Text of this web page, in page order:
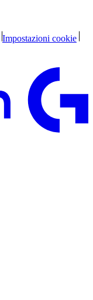
Impostazioni cookie